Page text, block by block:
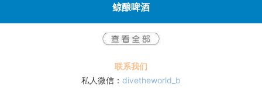
鲸酿啤酒
联系我们
私人微信： divetheworld_b